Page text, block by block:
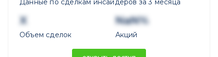
Данные по сделкам инсайдеров за 3 месяца
X
Объем сделок
NaN%
Акций